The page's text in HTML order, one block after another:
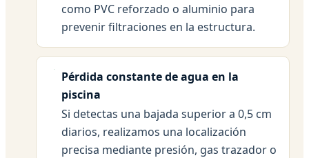
como PVC reforzado o aluminio para
prevenir filtraciones en la estructura.
Pérdida constante de agua en la
piscina
Si detectas una bajada superior a 0,5 cm
diarios, realizamos una localización
precisa mediante presión, gas trazador o